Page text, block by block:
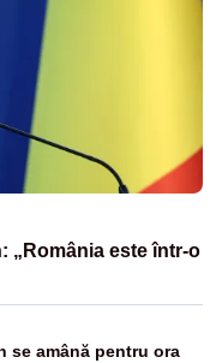
„România este într-o
se amână pentru ora